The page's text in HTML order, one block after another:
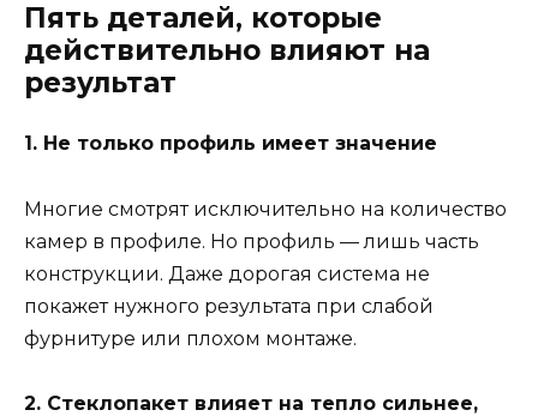
Пять деталей, которые
действительно влияют на
результат
1. Не только профиль имеет значение
Многие смотрят исключительно на количество
камер в профиле. Но профиль — лишь часть
конструкции. Даже дорогая система не
покажет нужного результата при слабой
фурнитуре или плохом монтаже.
2. Стеклопакет влияет на тепло сильнее,